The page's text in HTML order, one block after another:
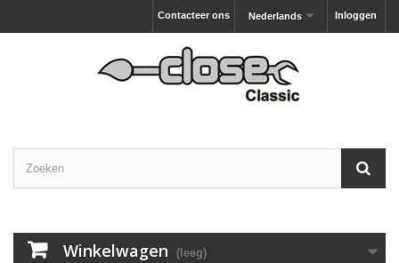
Inloggen
Nederlands
Contacteer ons
Winkelwagen (leeg)